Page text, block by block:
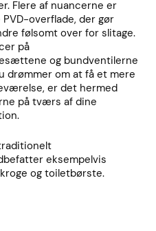
Flere af nuancerne er
overflade, der gør
følsomt over for slitage.
på
og bundventilerne
drømmer om at få et mere
er det hermed
på tværs af dine
eksempelvis
og toiletbørste.